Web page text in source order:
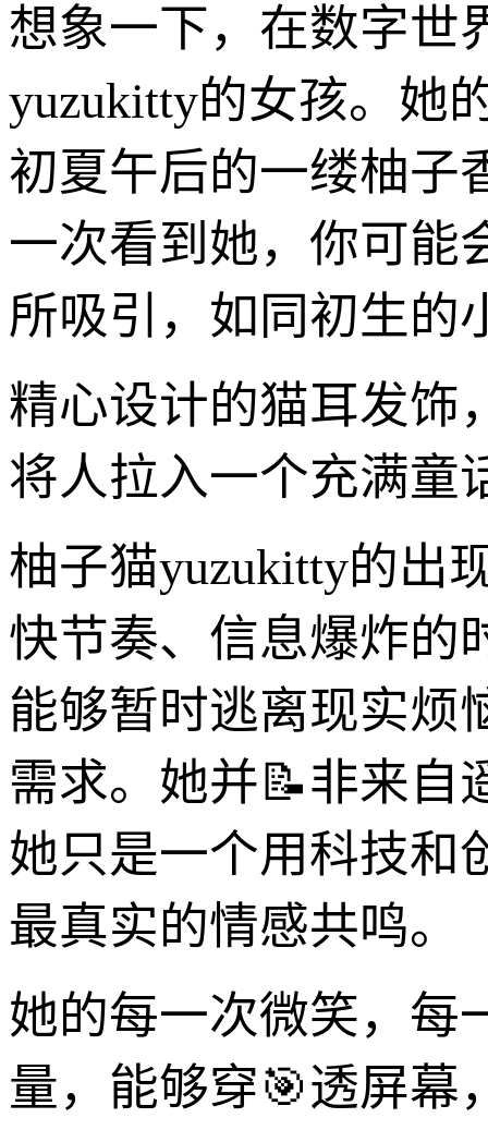
想象一下，在数字世
yuzukitty的女孩。她
初夏午后的一缕柚子
一次看到她，你可能
所吸引，如同初生的
精心设计的猫耳发饰
将人拉入一个充满童
柚子猫yuzukitty的出
快节奏、信息爆炸的
能够暂时逃离现实烦
需求。她并📝非来自
她只是一个用科技和
最真实的情感共鸣。
她的每一次微笑，每
量，能够穿🎯透屏幕